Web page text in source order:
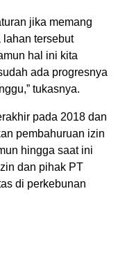
jika memang
tersebut
hal ini kita
ada progresnya
tukasnya.
pada 2018 dan
pembahuruan izin
hingga saat ini
dan pihak PT
di perkebunan